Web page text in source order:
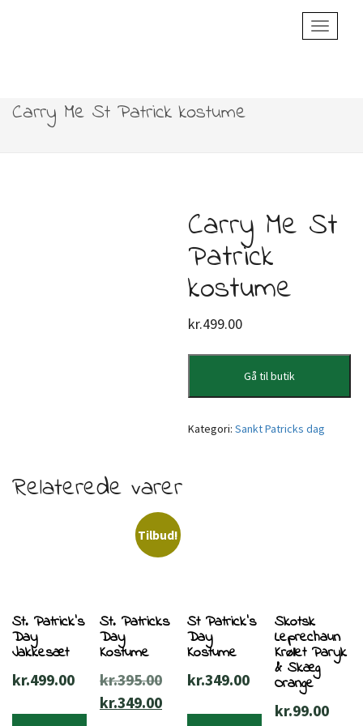
Toggle
Carry Me St Patrick kostume
Carry Me St
Patrick
kostume
kr.499.00
Gå til butik
Kategori:Sankt Patricks dag
Relaterede varer
St. Patrick’s
Day
Jakkesæt
kr.499.00
Tilbud!
St. Patricks
Day
Kostume
kr.395.00Den
oprindelige
kr.349.00Den
St Patrick’s
Day
Kostume
kr.349.00
Skotsk
Leprechaun
Krøllet Paryk
& Skæg
Orange
kr.99.00